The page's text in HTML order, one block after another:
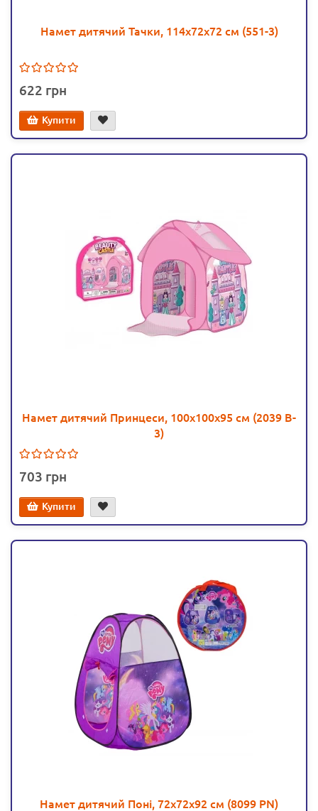
Намет дитячий Тачки, 114х72х72 см (551-3)
622
Купити
Намет дитячий Принцеси, 100х100х95 см (2039 B-
3)
703
Купити
Намет дитячий Поні, 72х72х92 см (8099 PN)